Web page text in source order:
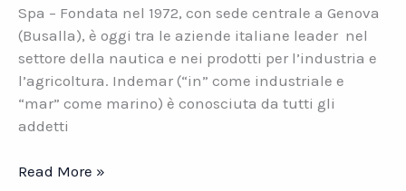
Spa – Fondata nel 1972, con sede centrale a Genova
(Busalla), è oggi tra le aziende italiane leader nel
settore della nautica e nei prodotti per l’industria e
l’agricoltura. Indemar (“in” come industriale e
“mar” come marino) è conosciuta da tutti gli
addetti
Indemar
Read More »